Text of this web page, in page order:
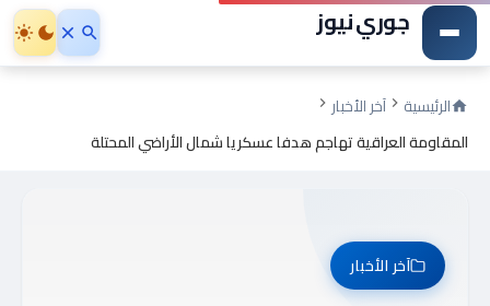
جوري نيوز
الرئيسية
آخر الأخبار
المقاومة العراقية تهاجم هدفا عسكريا شمال الأراضي المحتلة
آخر الأخبار